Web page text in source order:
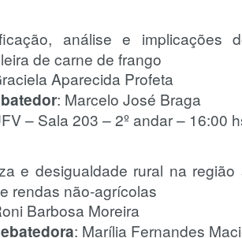
análise e implicações
de carne de frango
Aparecida Profeta
: Marcelo José Braga
– Sala 203 – 2º andar – 16:00
e desigualdade rural na
rendas não-agrícolas
Barbosa Moreira
: Marília Fernandes